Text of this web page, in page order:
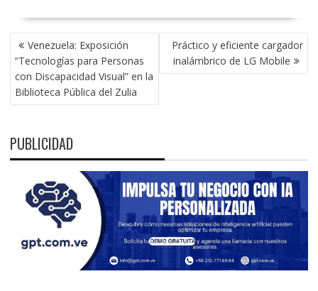
NAVEGACIÓN
DE
ENTRADAS
Venezuela: Exposición
“Tecnologías para Personas
con Discapacidad Visual” en la
Biblioteca Pública del Zulia
Práctico y eficiente cargador
inalámbrico de LG Mobile
PUBLICIDAD